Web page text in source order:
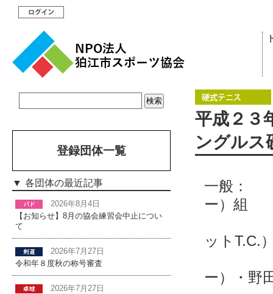
平成２３
ングルス
一般：
ー）組
ットT.C.
ー）・
登録団体一覧
各団体の最近記事
2026年8月4日
【お知らせ】8月の協会練習会中止につい
て
2026年7月27日
令和年８度秋の称号審査
2026年7月27日